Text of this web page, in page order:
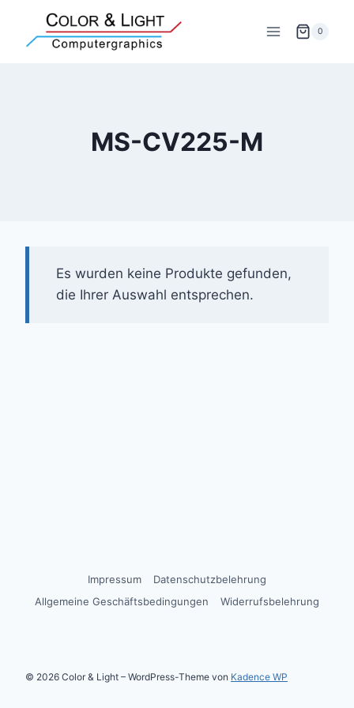
springen
0
MS-CV225-M
Es wurden keine Produkte gefunden,
die Ihrer Auswahl entsprechen.
Impressum
Datenschutzbelehrung
Allgemeine Geschäftsbedingungen
Widerrufsbelehrung
© 2026 Color & Light – WordPress-Theme von Kadence WP